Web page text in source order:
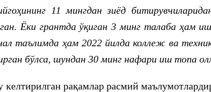
11 мингдан зиёд
Ёки грантда ўқиган 3 минг талаба ҳам
таълимда ҳам 2022 йилда коллеж ва
бўлса, шундан 30 минг нафари иш топа
келтирилган рақамлар расмий